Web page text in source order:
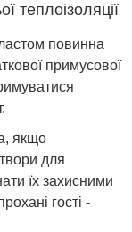
теплоізоляції
повинна
примусової
якщо
для
їх захисними
гості -